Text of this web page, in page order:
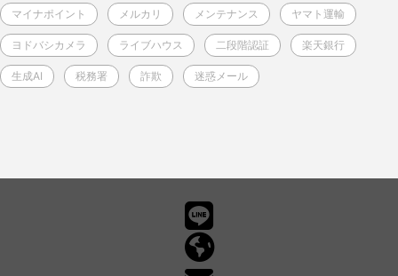
マイナポイント メルカリ メンテナンス ヤマト運輸
ヨドバシカメラ ライブハウス 二段階認証 楽天銀行
生成AI 税務署 詐欺 迷惑メール